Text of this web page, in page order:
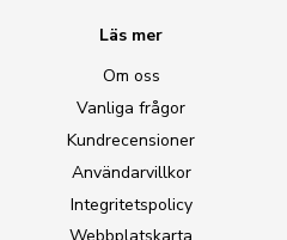
Läs mer
Om oss
Vanliga frågor
Kundrecensioner
Användarvillkor
Integritetspolicy